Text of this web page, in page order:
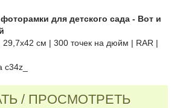
для детского сада - Вот и
см | 300 точек на дюйм | RAR |
/ ПРОСМОТРЕТЬ